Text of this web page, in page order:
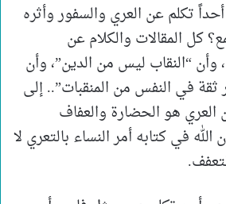
تكلم عن العري والسفور وأثره
كل المقالات والكلام عن
وأن “النقاب ليس من الدين”، وأن
ثقة في النفس من المنقبات”.. إلى
العري هو الحضارة والعفاف
في كتابه أمر النساء بالتعري لا